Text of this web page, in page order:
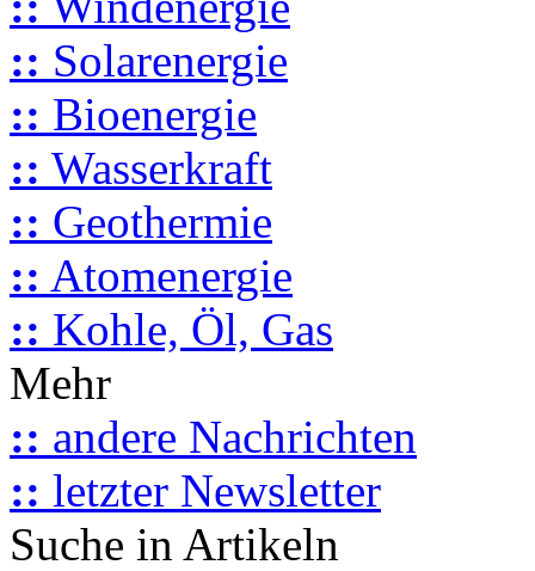
:: Solarenergie
:: Bioenergie
:: Wasserkraft
:: Geothermie
:: Atomenergie
:: Kohle, Öl, Gas
Mehr
:: andere Nachrichten
:: letzter Newsletter
Suche in Artikeln